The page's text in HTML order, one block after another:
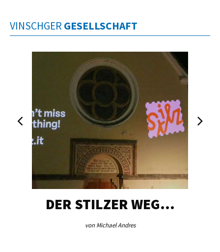
VINSCHGER GESELLSCHAFT
DER STILZER WEG…
von Michael Andres